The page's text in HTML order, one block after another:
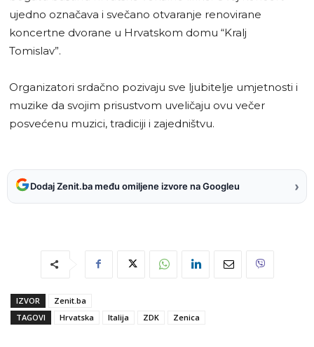
ujedno označava i svečano otvaranje renovirane
koncertne dvorane u Hrvatskom domu “Kralj
Tomislav”.
Organizatori srdačno pozivaju sve ljubitelje umjetnosti i
muzike da svojim prisustvom uveličaju ovu večer
posvećenu muzici, tradiciji i zajedništvu.
Dodaj Zenit.ba među omiljene izvore na Googleu ›
IZVOR
Zenit.ba
TAGOVI
Hrvatska Italija ZDK Zenica